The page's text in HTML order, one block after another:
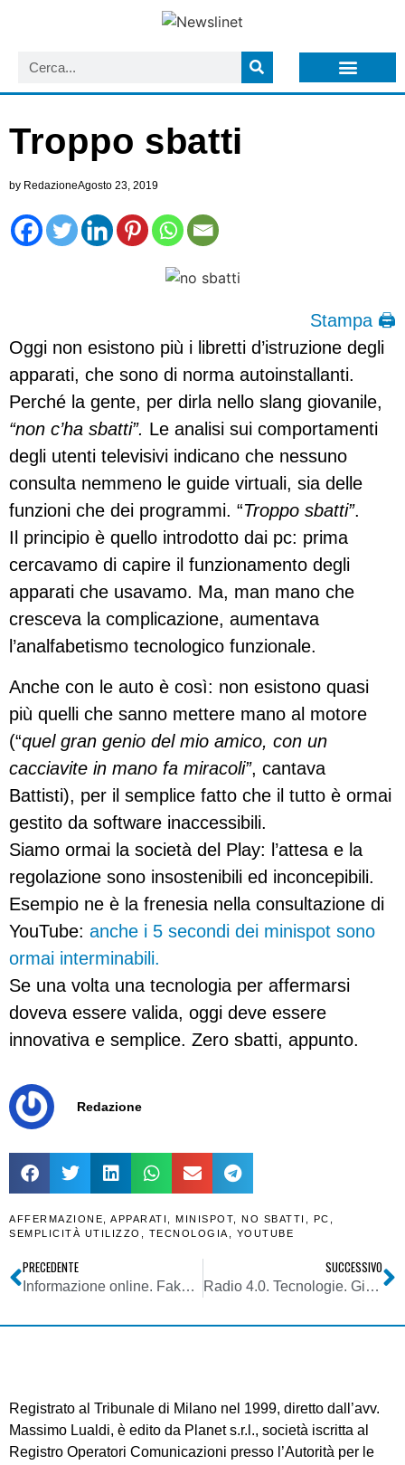
Troppo sbatti
by RedazioneAgosto 23, 2019
Stampa 🖨
Oggi non esistono più i libretti d’istruzione degli
apparati, che sono di norma autoinstallanti.
Perché la gente, per dirla nello slang giovanile,
“non c’ha sbatti”. Le analisi sui comportamenti
degli utenti televisivi indicano che nessuno
consulta nemmeno le guide virtuali, sia delle
funzioni che dei programmi. “Troppo sbatti”.
Il principio è quello introdotto dai pc: prima
cercavamo di capire il funzionamento degli
apparati che usavamo. Ma, man mano che
cresceva la complicazione, aumentava
l’analfabetismo tecnologico funzionale.
Anche con le auto è così: non esistono quasi
più quelli che sanno mettere mano al motore
(“quel gran genio del mio amico, con un
cacciavite in mano fa miracoli”, cantava
Battisti), per il semplice fatto che il tutto è ormai
gestito da software inaccessibili.
Siamo ormai la società del Play: l’attesa e la
regolazione sono insostenibili ed inconcepibili.
Esempio ne è la frenesia nella consultazione di
YouTube: anche i 5 secondi dei minispot sono
ormai interminabili.
Se una volta una tecnologia per affermarsi
doveva essere valida, oggi deve essere
innovativa e semplice. Zero sbatti, appunto.
Redazione
AFFERMAZIONE APPARATI MINISPOT NO SBATTI PC
SEMPLICITÀ UTILIZZO
TECNOLOGIA YOUTUBE
PRECEDENTE
Informazione online. Fake News: il lato oscuro dell’art. 21 della Costituzione. Tra fakers professionisti, affermazione di pubblicatori seriali e burloni
SUCCESSIVO
Radio 4.0. Tecnologie. Giovannelli (Elenos): attenzione ai salti in avanti. Utente vuole semplicita’ e tre pulsanti: on/off, volume, ricerca stazioni. Uno in piu’ lo demotivera’
Registrato al Tribunale di Milano nel 1999, diretto dall’avv.
Massimo Lualdi, è edito da Planet s.r.l., società iscritta al
Registro Operatori Comunicazioni presso l’Autorità per le